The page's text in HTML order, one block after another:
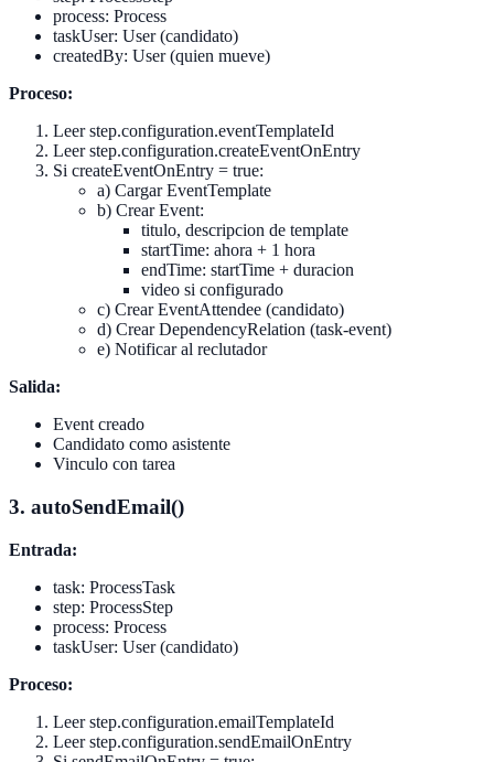
process: Process
taskUser: User (candidato)
createdBy: User (quien mueve)
Proceso:
Leer step.configuration.eventTemplateId
Leer step.configuration.createEventOnEntry
Si createEventOnEntry = true:
a) Cargar EventTemplate
b) Crear Event:
titulo, descripcion de template
startTime: ahora + 1 hora
endTime: startTime + duracion
video si configurado
c) Crear EventAttendee (candidato)
d) Crear DependencyRelation (task-event)
e) Notificar al reclutador
Salida:
Event creado
Candidato como asistente
Vinculo con tarea
3. autoSendEmail()
Entrada:
task: ProcessTask
step: ProcessStep
process: Process
taskUser: User (candidato)
Proceso:
Leer step.configuration.emailTemplateId
Leer step.configuration.sendEmailOnEntry